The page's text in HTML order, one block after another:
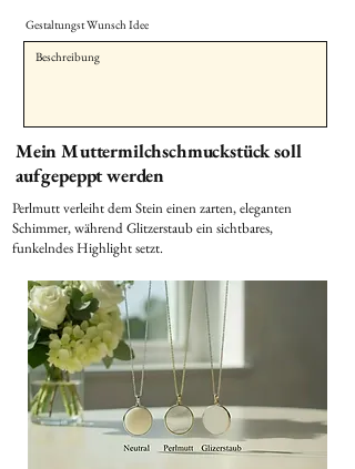
Gestaltungst Wunsch Idee
Mein Muttermilchschmuckstück soll
aufgepeppt werden
Perlmutt verleiht dem Stein einen zarten, eleganten
Schimmer, während Glitzerstaub ein sichtbares,
funkelndes Highlight setzt.